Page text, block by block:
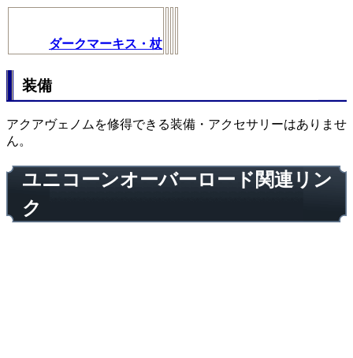
ダークマーキス・杖
装備
アクアヴェノムを修得できる装備・アクセサリーはありませ
ん。
ユニコーンオーバーロード関連リン
ク